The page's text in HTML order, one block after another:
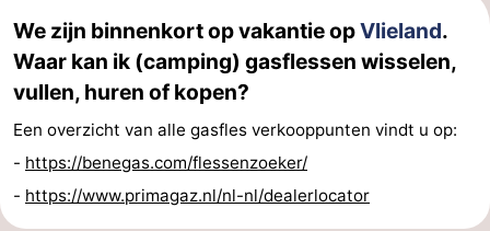
-
Fietsen
-
Wandelen
-
Paardrijden
-
We zijn binnenkort op vakantie opVlieland.
Waar kan ik (camping) gasflessen wisselen,
vullen, huren of kopen?
Een overzicht van alle gasfles verkooppunten vindt u op:
- https://benegas.com/flessenzoeker/
- https://www.primagaz.nl/nl-nl/dealerlocator